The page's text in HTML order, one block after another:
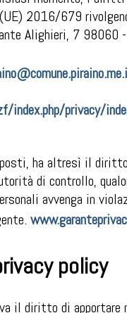
2016/679
Alighieri, 7 98060
index.php/privacy/
ha altresì il
di controllo,
avvenga in
policy
il diritto di apportare